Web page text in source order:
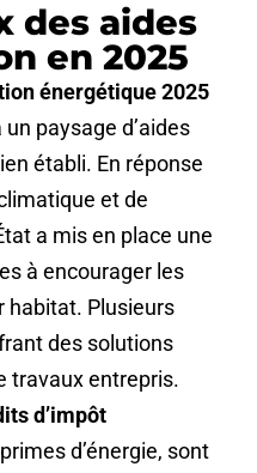
des aides
en 2025
énergétique 2025
paysage d’aides
établi. En réponse
et de
a mis en place une
à encourager les
habitat. Plusieurs
des solutions
travaux entrepris.
d’impôt
d’énergie, sont